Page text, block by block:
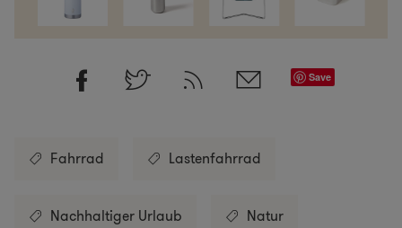
Save
Fahrrad Lastenfahrrad
Nachhaltiger Urlaub Natur